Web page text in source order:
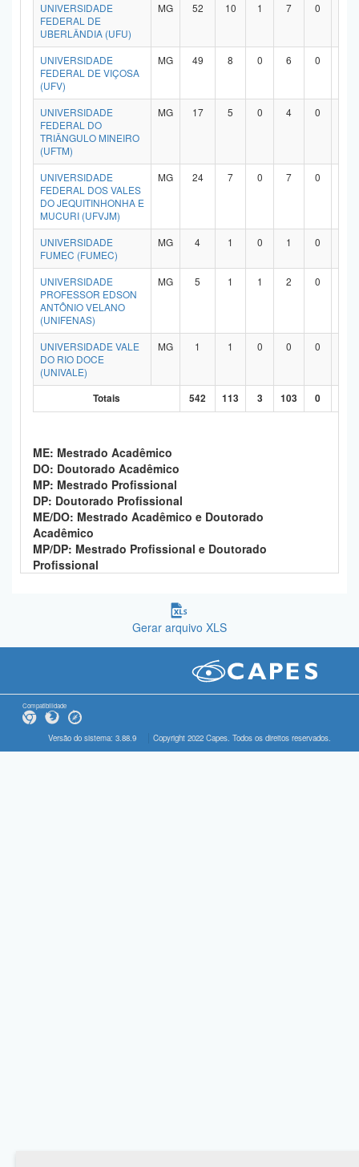
UNIVERSIDADE
FEDERAL DE
UBERLÂNDIA (UFU)
MG 52 10 1 7 0
UNIVERSIDADE
FEDERAL DE VIÇOSA
(UFV)
MG 49 8 0 6 0
UNIVERSIDADE
FEDERAL DO
TRIÂNGULO MINEIRO
(UFTM)
MG 17 5 0 4 0
UNIVERSIDADE
FEDERAL DOS VALES
DO JEQUITINHONHA E
MUCURI (UFVJM)
MG 24 7 0 7 0
UNIVERSIDADE
FUMEC (FUMEC)
MG 4 1 0 1 0
UNIVERSIDADE
PROFESSOR EDSON
ANTÔNIO VELANO
(UNIFENAS)
MG 5 1 1 2 0
UNIVERSIDADE VALE
DO RIO DOCE
(UNIVALE)
MG 1 1 0 0 0
Totais 542 113 3 103 0
ME: Mestrado Acadêmico
DO: Doutorado Acadêmico
MP: Mestrado Profissional
DP: Doutorado Profissional
ME/DO: Mestrado Acadêmico e Doutorado
Acadêmico
MP/DP: Mestrado Profissional e Doutorado
Profissional
Gerar arquivo XLS
Compatibilidade
Versão do sistema: 3.88.9 Copyright 2022 Capes. Todos os direitos reservados.